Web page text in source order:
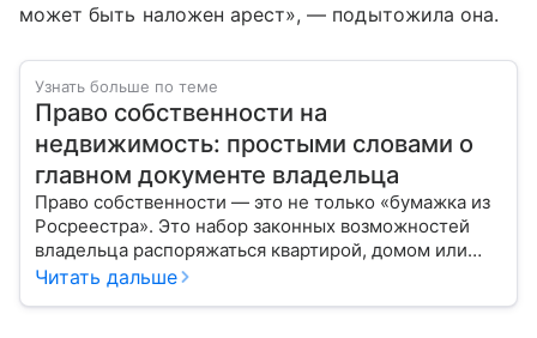
может быть наложен арест», — подытожила она.
Узнать больше по теме
Право собственности на
недвижимость: простыми словами о
главном документе владельца
Право собственности — это не только «бумажка из
Росреестра». Это набор законных возможностей
владельца распоряжаться квартирой, домом или
участком: жить, сдавать, продавать, дарить,
Читать дальше